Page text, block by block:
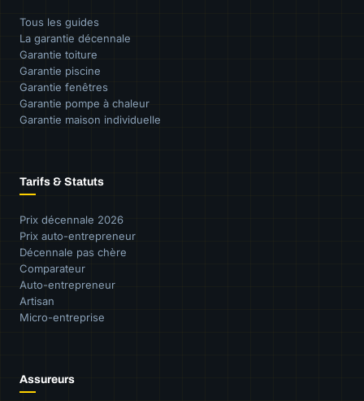
Tous les guides
La garantie décennale
Garantie toiture
Garantie piscine
Garantie fenêtres
Garantie pompe à chaleur
Garantie maison individuelle
Tarifs & Statuts
Prix décennale 2026
Prix auto-entrepreneur
Décennale pas chère
Comparateur
Auto-entrepreneur
Artisan
Micro-entreprise
Assureurs